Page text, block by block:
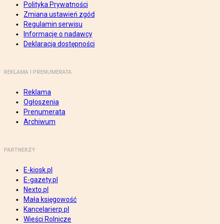
Polityka Prywatności
Zmiana ustawień zgód
Regulamin serwisu
Informacje o nadawcy
Deklaracja dostępności
REKLAMA I PRENUMERATA
Reklama
Ogłoszenia
Prenumerata
Archiwum
PARTNERZY
E-kiosk.pl
E-gazety.pl
Nexto.pl
Mała księgowość
Kancelarierp.pl
Wieści Rolnicze